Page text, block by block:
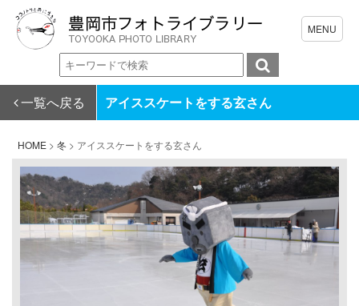
一覧へ戻る アイススケートをする玄さん
HOME > 冬 > アイススケートをする玄さん